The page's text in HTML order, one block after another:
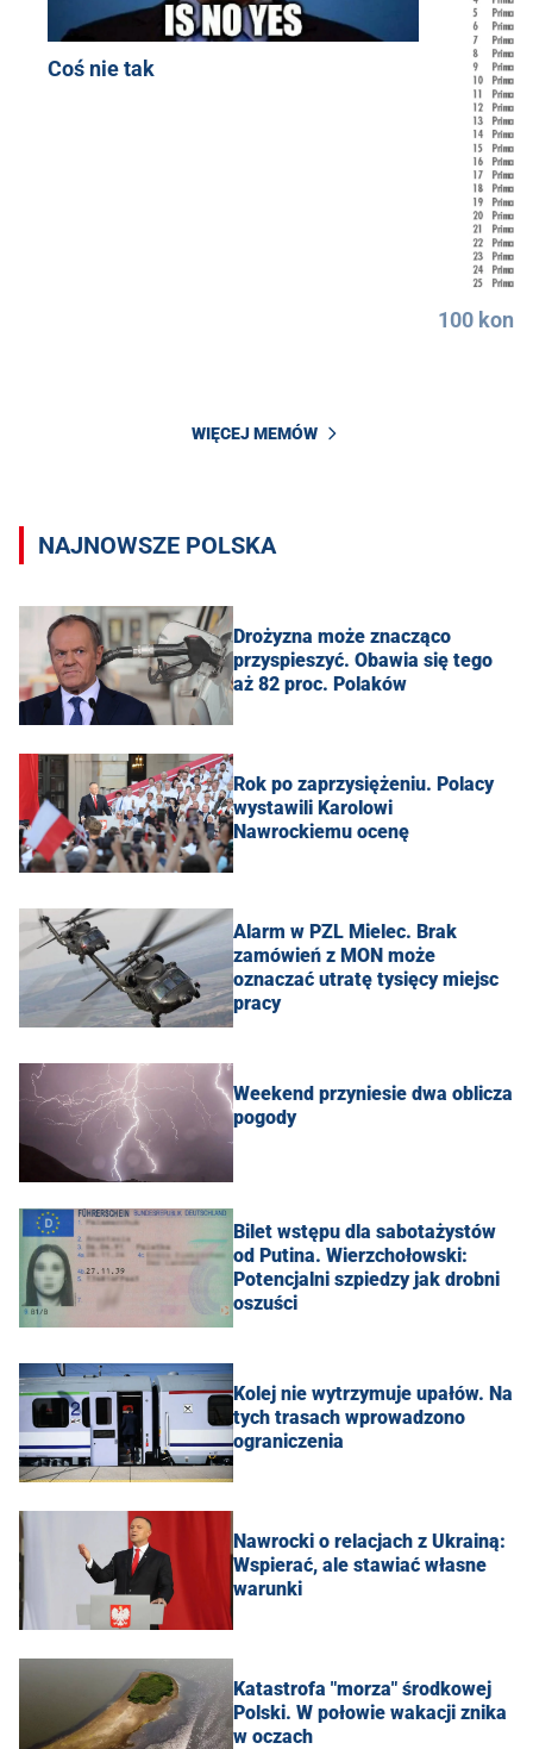
Coś nie tak
100
WIĘCEJ MEMÓW
NAJNOWSZE POLSKA
Drożyzna może znacząco
przyspieszyć. Obawia się tego
aż 82 proc. Polaków
Rok po zaprzysiężeniu. Polacy
wystawili Karolowi
Nawrockiemu ocenę
Alarm w PZL Mielec. Brak
zamówień z MON może
oznaczać utratę tysięcy miejsc
pracy
Weekend przyniesie dwa oblicza
pogody
Bilet wstępu dla sabotażystów
od Putina. Wierzchołowski:
Potencjalni szpiedzy jak drobni
oszuści
Kolej nie wytrzymuje upałów. Na
tych trasach wprowadzono
ograniczenia
Nawrocki o relacjach z Ukrainą:
Wspierać, ale stawiać własne
warunki
Katastrofa "morza" środkowej
Polski. W połowie wakacji znika
w oczach